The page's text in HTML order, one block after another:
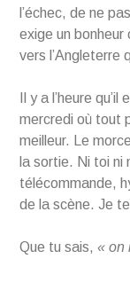
l’échec, de ne
exige un bonheur
vers l’Angleterre
Il y a l’heure
mercredi où tout
meilleur. Le
la sortie. Ni toi ni
télécommande,
de la scène. Je
Que tu sais,« on